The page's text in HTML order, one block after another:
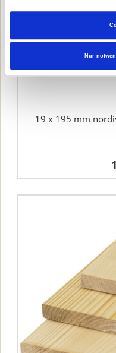
Nur
19 x 195 mm